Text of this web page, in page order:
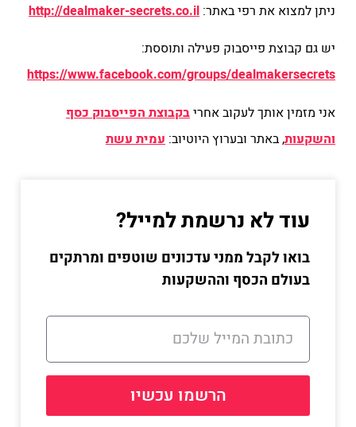
ניתן למצוא את רפי באתר: http://dealmaker-secrets.co.il
יש גם קבוצת פייסבוק פעילה ותוססת:
https://www.facebook.com/groups/dealmakersecrets
אני מזמין אותך לעקוב אחריבקבוצת הפייסבוק כסף
והשקעות, באתר ובערוץ היוטיוב: עמית עשת
עוד לא נרשמת למייל?
בואו לקבל ממני עדכונים שוטפים ומרתקים
בעולם הכסף וההשקעות
הרשמו עכשיו